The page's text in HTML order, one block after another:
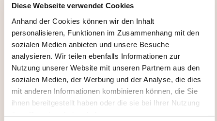
Diese Webseite verwendet Cookies
Anhand der Cookies können wir den Inhalt
personalisieren, Funktionen im Zusammenhang mit den
sozialen Medien anbieten und unsere Besuche
analysieren. Wir teilen ebenfalls Informationen zur
Nutzung unserer Website mit unseren Partnern aus den
sozialen Medien, der Werbung und der Analyse, die dies
mit anderen Informationen kombinieren können, die Sie
ihnen bereitgestellt haben oder die sie bei Ihrer Nutzung
zurückzugelangen
Hier klicken, um alle
Weiterbildungsfeld
er zu sehen
Werkstoff